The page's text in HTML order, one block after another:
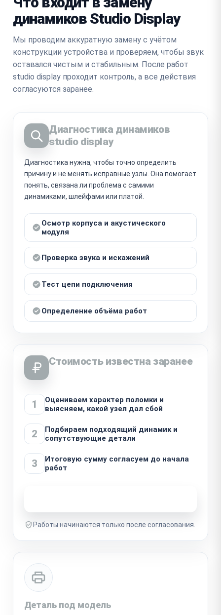
динамиков Studio Display
Мы проводим аккуратную замену с учётом
конструкции устройства и проверяем, чтобы звук
оставался чистым и стабильным. После работ
studio display проходит контроль, а все действия
согласуются заранее.
Диагностика динамиков
studio display
Диагностика нужна, чтобы точно определить
причину и не менять исправные узлы. Она помогает
понять, связана ли проблема с самими
динамиками, шлейфами или платой.
Осмотр корпуса и акустического
модуля
Проверка звука и искажений
Тест цепи подключения
Определение объёма работ
Стоимость известна заранее
1
Оцениваем характер поломки и
выясняем, какой узел дал сбой
2
Подбираем подходящий динамик и
сопутствующие детали
3
Итоговую сумму согласуем до начала
работ
Работы начинаются только после согласования.
Деталь под модель